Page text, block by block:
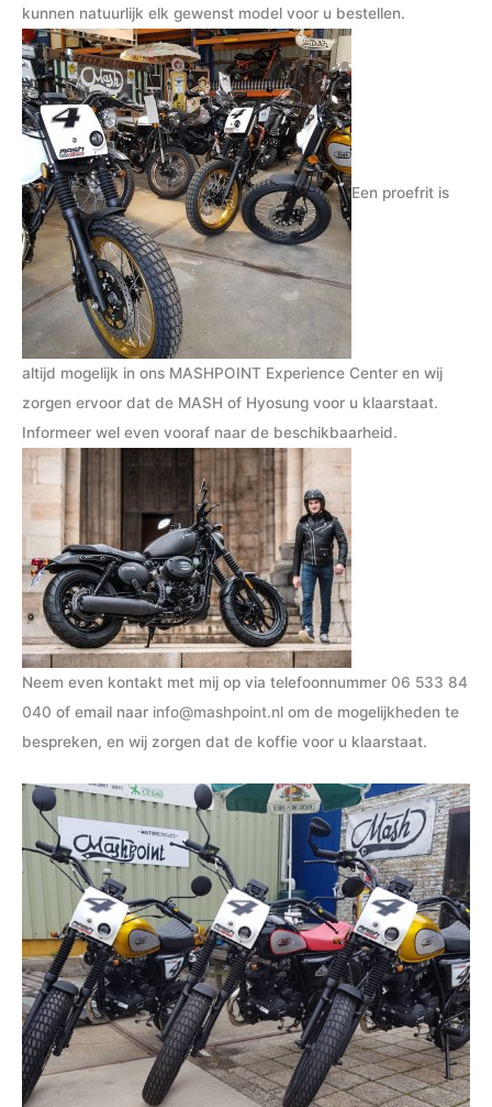
kunnen natuurlijk elk gewenst model voor u bestellen.
Een proefrit is
altijd mogelijk in ons MASHPOINT Experience Center en wij
zorgen ervoor dat de MASH of Hyosung voor u klaarstaat.
Informeer wel even vooraf naar de beschikbaarheid.
Neem even kontakt met mij op via telefoonnummer 06 533 84
040 of email naar info@mashpoint.nl om de mogelijkheden te
bespreken, en wij zorgen dat de koffie voor u klaarstaat.